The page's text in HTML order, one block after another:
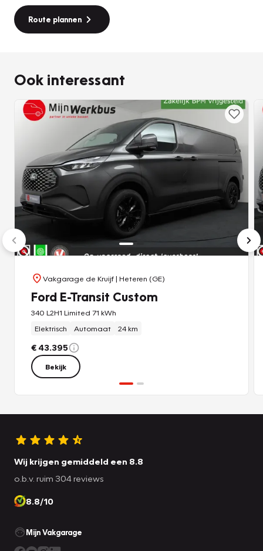
kunnen beïnvloeden. Type en specificatiefouten zijn
voorbehouden.
service en klant tevredenheid hoog in het vaandel staat.
vrijdag van 8:00 tot 17:30 en zaterdag van 8:30 tot 16:00.
Op afspraak is ’s avonds ook mogelijk. Zondags gesloten!
Route plannen
Ook interessant
Vakgarage de Kruijf| Heteren (GE)
Ford E-Transit Custom
340 L2H1 Limited 71 kWh
Elektrisch
Automaat 24 km
€ 43.395
Bekijk
Wij krijgen gemiddeld een 8.8
o.b.v. ruim 304 reviews
8.8/10
Mijn Vakgarage